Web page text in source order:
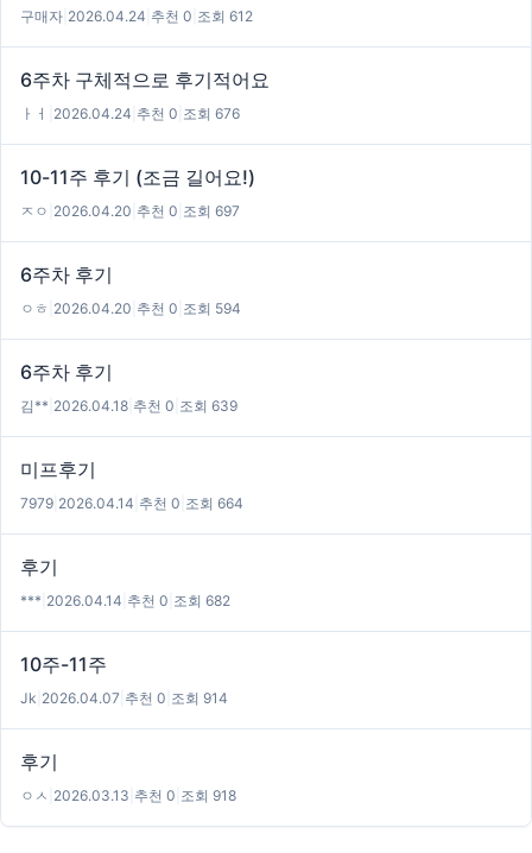
구매자 2026.04.24 추천 0 조회 612
6주차 구체적으로 후기적어요
ㅏㅓ 2026.04.24 추천 0 조회 676
10-11주 후기 (조금 길어요!)
ㅈㅇ 2026.04.20 추천 0 조회 697
6주차 후기
ㅇㅎ 2026.04.20 추천 0 조회 594
6주차 후기
김** 2026.04.18 추천 0 조회 639
미프후기
7979 2026.04.14 추천 0 조회 664
후기
*** 2026.04.14 추천 0 조회 682
10주-11주
Jk 2026.04.07 추천 0 조회 914
후기
ㅇㅅ 2026.03.13 추천 0 조회 918